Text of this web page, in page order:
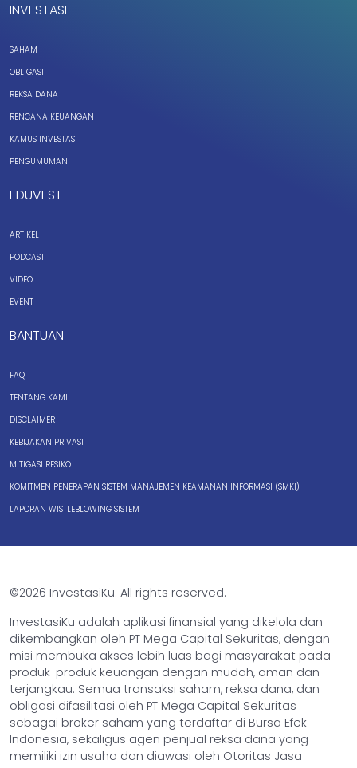
INVESTASI
SAHAM
OBLIGASI
REKSA DANA
RENCANA KEUANGAN
KAMUS INVESTASI
PENGUMUMAN
EDUVEST
ARTIKEL
PODCAST
VIDEO
EVENT
BANTUAN
FAQ
TENTANG KAMI
DISCLAIMER
KEBIJAKAN PRIVASI
MITIGASI RESIKO
KOMITMEN PENERAPAN SISTEM MANAJEMEN KEAMANAN INFORMASI (SMKI)
LAPORAN WISTLEBLOWING SISTEM
©2026 InvestasiKu. All rights reserved.
InvestasiKu adalah aplikasi finansial yang dikelola dan
dikembangkan oleh PT Mega Capital Sekuritas, dengan
misi membuka akses lebih luas bagi masyarakat pada
produk-produk keuangan dengan mudah, aman dan
terjangkau. Semua transaksi saham, reksa dana, dan
obligasi difasilitasi oleh PT Mega Capital Sekuritas
sebagai broker saham yang terdaftar di Bursa Efek
Indonesia, sekaligus agen penjual reksa dana yang
memiliki izin usaha dan diawasi oleh Otoritas Jasa